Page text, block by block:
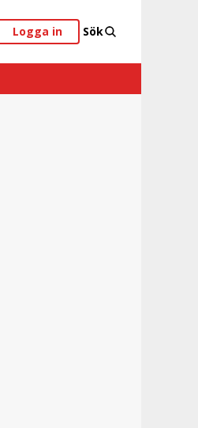
Logga in Sök